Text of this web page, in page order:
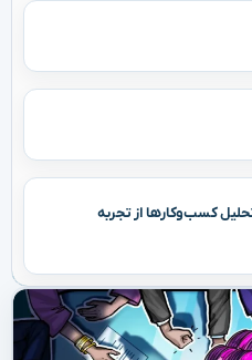
کسب‌وکارها از تجربه